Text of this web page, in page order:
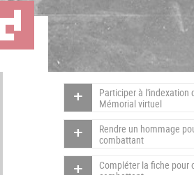
Participer à l'indexation
Mémorial virtuel
Rendre un hommage
combattant
Compléter la fiche pour